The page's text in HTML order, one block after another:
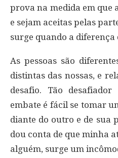
prova na medida em que
e sejam aceitas pelas
surge quando a diferença
As pessoas são
distintas das nossas, e
desafio. Tão
embate é fácil se tomar
diante do outro e de sua
dou conta de que minha
alguém, surge um